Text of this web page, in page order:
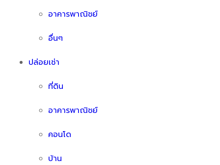
อาคารพาณิชย์
อื่นๆ
ปล่อยเช่า
ที่ดิน
อาคารพาณิชย์
คอนโด
บ้าน